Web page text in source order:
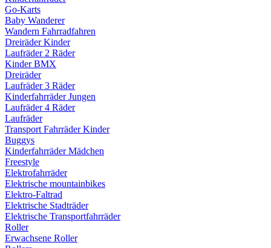
Go-Karts
Baby Wanderer
Wandern Fahrradfahren
Dreiräder Kinder
Laufräder 2 Räder
Kinder BMX
Dreiräder
Laufräder 3 Räder
Kinderfahrräder Jungen
Laufräder 4 Räder
Laufräder
Transport Fahrräder Kinder
Buggys
Kinderfahrräder Mädchen
Freestyle
Elektrofahrräder
Elektrische mountainbikes
Elektro-Faltrad
Elektrische Stadträder
Elektrische Transportfahrräder
Roller
Erwachsene Roller